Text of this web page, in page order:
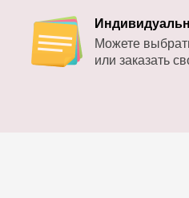
Можете
или заказать